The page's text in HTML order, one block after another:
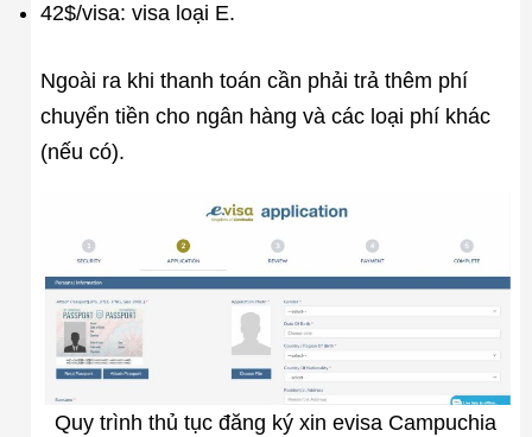
42$/visa: visa loại E.
Ngoài ra khi thanh toán cần phải trả thêm phí
chuyển tiền cho ngân hàng và các loại phí khác
(nếu có).
Quy trình thủ tục đăng ký xin evisa Campuchia